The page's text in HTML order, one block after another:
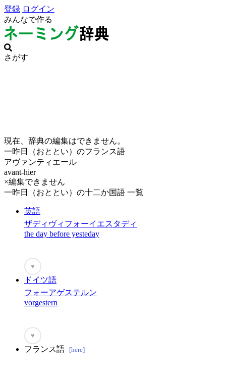
登録 ログイン
みんなで作る
さがす
現在、辞典の編集はできません。
一昨日（おととい）のフランス語
アヴァンティエール
avant-hier
×編集できません
一昨日（おととい）の十二か国語 一覧
英語
ザディヴィフォーイエスタディ
the day before yesteday
♥
ドイツ語
フォーアゲステルン
vorgestern
♥
フランス語 [here]